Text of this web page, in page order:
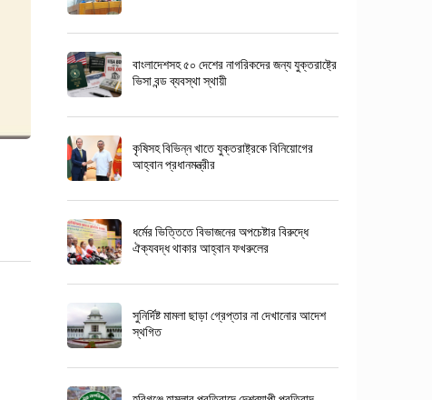
বাংলাদেশসহ ৫০ দেশের নাগরিকদের জন্য যুক্তরাষ্ট্রে
ভিসা বন্ড ব্যবস্থা স্থায়ী
কৃষিসহ বিভিন্ন খাতে যুক্তরাষ্ট্রকে বিনিয়োগের
আহ্বান প্রধানমন্ত্রীর
ধর্মের ভিত্তিতে বিভাজনের অপচেষ্টার বিরুদ্ধে
ঐক্যবদ্ধ থাকার আহ্বান ফখরুলের
সুনির্দিষ্ট মামলা ছাড়া গ্রেপ্তার না দেখানোর আদেশ
স্থগিত